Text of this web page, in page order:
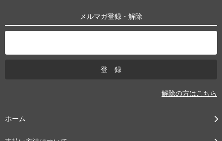
メルマガ登録・解除
解除の方はこちら
ホーム